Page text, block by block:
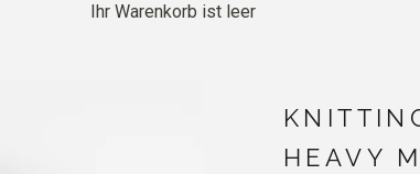
Ihr Warenkorb ist leer
HEAVY